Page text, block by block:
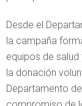
Desde el
la campaña
equipos de
la donación
Departamento